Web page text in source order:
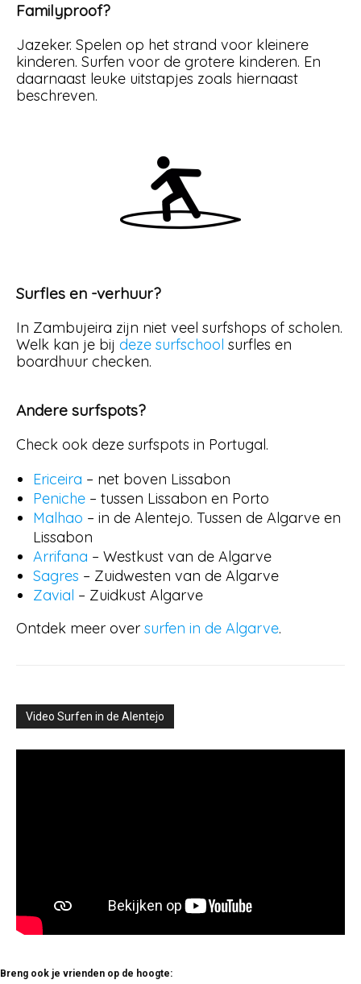
Familyproof?
Jazeker. Spelen op het strand voor kleinere
kinderen. Surfen voor de grotere kinderen. En
daarnaast leuke uitstapjes zoals hiernaast
beschreven.
Surfles en -verhuur?
In Zambujeira zijn niet veel surfshops of scholen.
Welk kan je bij deze surfschool surfles en
boardhuur checken.
Andere surfspots?
Check ook deze surfspots in Portugal.
Ericeira – net boven Lissabon
Peniche – tussen Lissabon en Porto
Malhao – in de Alentejo. Tussen de Algarve en
Lissabon
Arrifana – Westkust van de Algarve
Sagres – Zuidwesten van de Algarve
Zavial – Zuidkust Algarve
Ontdek meer over surfen in de Algarve.
Video Surfen in de Alentejo
Breng ook je vrienden op de hoogte: